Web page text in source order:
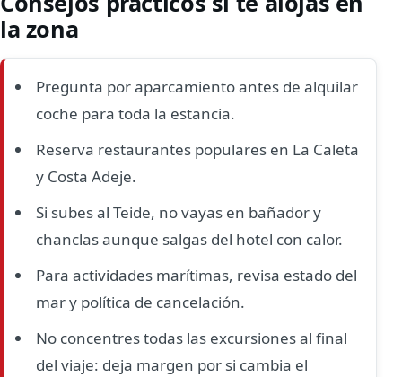
la zona
Pregunta por aparcamiento antes de alquilar
coche para toda la estancia.
Reserva restaurantes populares en La Caleta
y Costa Adeje.
Si subes al Teide, no vayas en bañador y
chanclas aunque salgas del hotel con calor.
Para actividades marítimas, revisa estado del
mar y política de cancelación.
No concentres todas las excursiones al final
del viaje: deja margen por si cambia el